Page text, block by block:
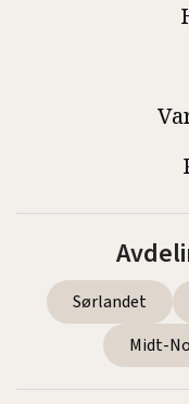
Sørlandet
Midt-